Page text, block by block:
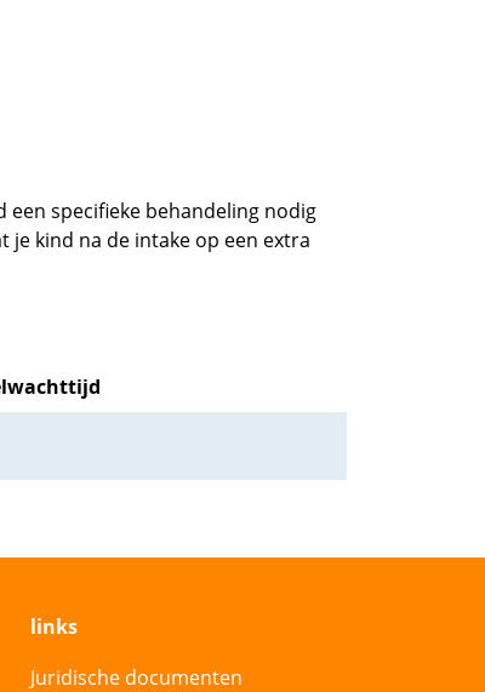
een specifieke behandeling nodig
je kind na de intake op een extra
links
Juridische documenten